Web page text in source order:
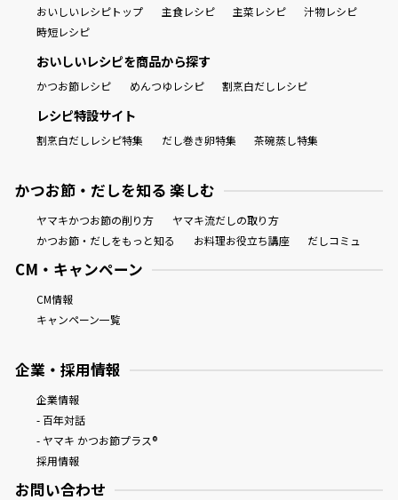
おいしいレシピトップ 主食レシピ 主菜レシピ
汁物レシピ
時短レシピ
おいしいレシピを商品から探す
かつお節レシピ めんつゆレシピ 割烹白だしレシピ
レシピ特設サイト
割烹白だしレシピ特集 だし巻き卵特集 茶碗蒸し特集
かつお節・だしを知る 楽しむ
ヤマキかつお節の削り方
ヤマキ流だしの取り方
かつお節・だしをもっと知る
お料理お役立ち講座 だしコミュ
CM・キャンペーン
CM情報
キャンペーン一覧
企業・採用情報
企業情報
- 百年対話
- ヤマキ かつお節プラス®
採用情報
お問い合わせ